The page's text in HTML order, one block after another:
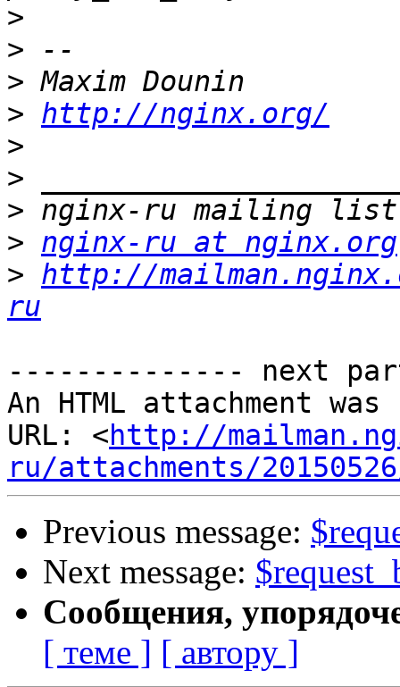
>
>
>
> http://nginx.org/
>
>
>
> nginx-ru at nginx.org
> http://
ru
-------------- next
An HTML attachment
URL: <http://
ru/attachments/
Previous message:
Next message:
Сообщения,
[ теме ] [ автору ]